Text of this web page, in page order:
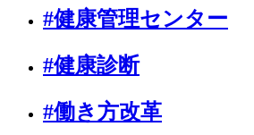
#健康管理センター
#健康診断
#働き方改革